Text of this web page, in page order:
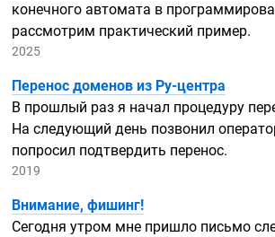
конечного автомата в
рассмотрим практический пример.
2025
Перенос доменов из Ру-центра
В прошлый раз я начал процедуру
На следующий день позвонил
попросил подтвердить перенос.
2019
Внимание, фишинг!
Сегодня утром мне пришло письмо